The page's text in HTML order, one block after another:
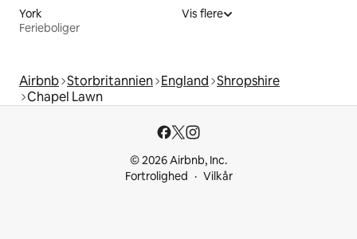
York
Ferieboliger
Vis flere
Airbnb Storbritannien England Shropshire
Chapel Lawn
© 2026 Airbnb, Inc.
Fortrolighed
Vilkår